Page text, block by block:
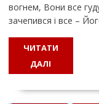
вогнем, Вони все
зачепився і все –
ЧИТАТИ
ДАЛІ